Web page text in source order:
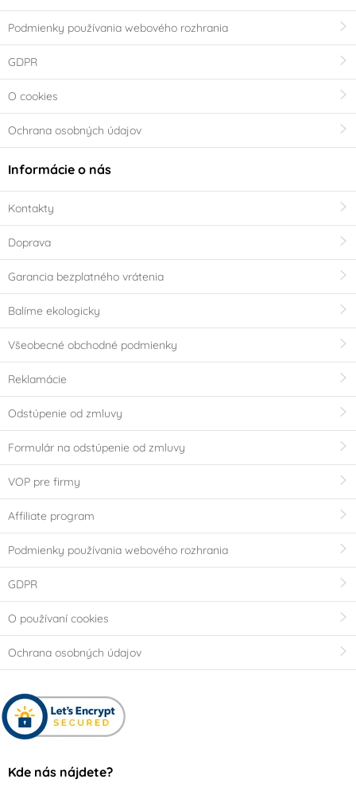
Podmienky používania webového rozhrania
GDPR
O cookies
Ochrana osobných údajov
Informácie o nás
Kontakty
Doprava
Garancia bezplatného vrátenia
Balíme ekologicky
Všeobecné obchodné podmienky
Reklamácie
Odstúpenie od zmluvy
Formulár na odstúpenie od zmluvy
VOP pre firmy
Affiliate program
Podmienky používania webového rozhrania
GDPR
O používaní cookies
Ochrana osobných údajov
Kde nás nájdete?